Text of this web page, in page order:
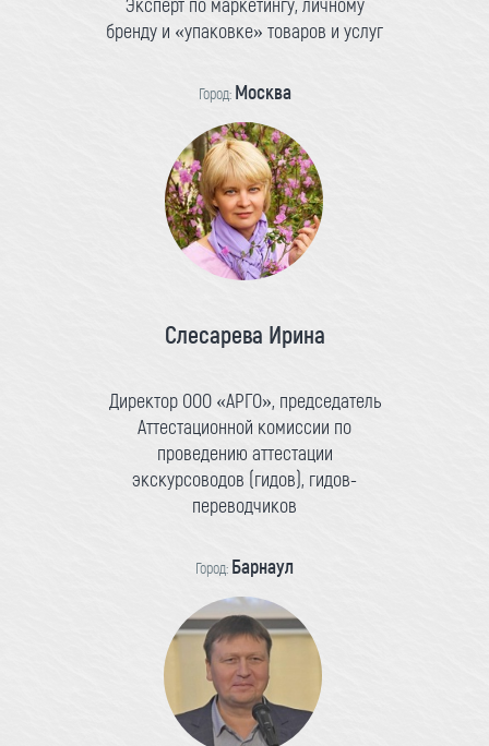
бренду и «упаковке» товаров и услуг
Город: Москва
Слесарева Ирина
Директор ООО «АРГО», председатель
Аттестационной комиссии по
проведению аттестации
экскурсоводов (гидов), гидов-
переводчиков
Город: Барнаул